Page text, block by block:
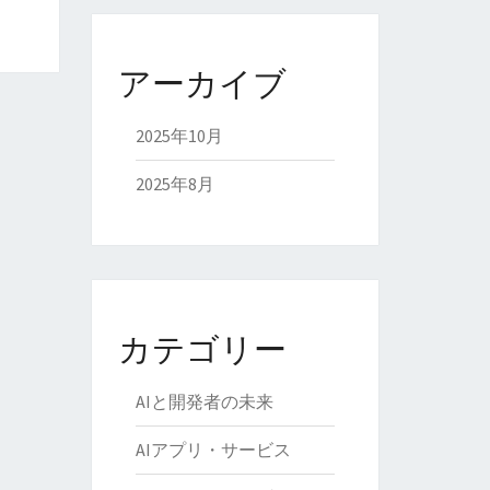
アーカイブ
2025年10月
2025年8月
カテゴリー
AIと開発者の未来
AIアプリ・サービス